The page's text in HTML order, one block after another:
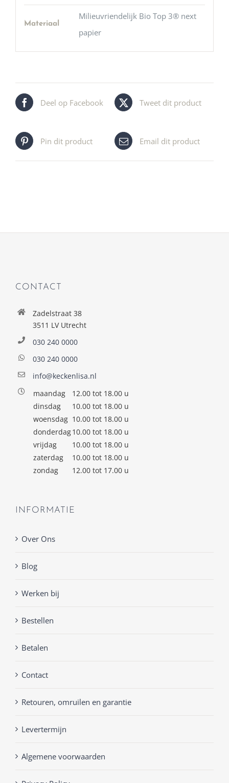
Materiaal
Milieuvriendelijk Bio Top 3® next
papier
Deel op Facebook Tweet dit product
Pin dit product Email dit product
CONTACT
Zadelstraat 38
3511 LV Utrecht
030 240 0000
030 240 0000
info@keckenlisa.nl
maandag
12.00 tot 18.00 u
dinsdag
10.00 tot 18.00 u
woensdag 10.00 tot 18.00 u
donderdag10.00 tot 18.00 u
vrijdag
10.00 tot 18.00 u
zaterdag
10.00 tot 18.00 u
zondag
12.00 tot 17.00 u
INFORMATIE
Over Ons
Blog
Werken bij
Bestellen
Betalen
Contact
Retouren, omruilen en garantie
Levertermijn
Algemene voorwaarden